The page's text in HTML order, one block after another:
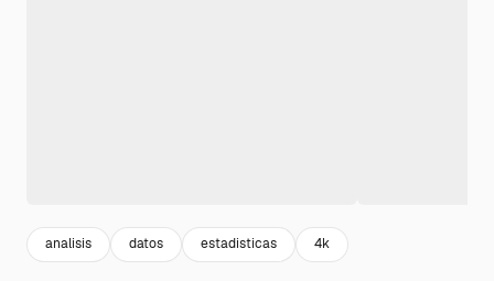
analisis datos estadisticas 4k